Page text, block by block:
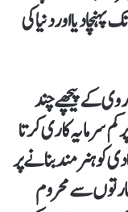
کو 14 ہزار ڈالر تک پہنچا دیا اور دنیا کی
کے پیچھے چند
سرمایہ کاری کرتا
کو ہنرمند بنانے پر
سے محروم